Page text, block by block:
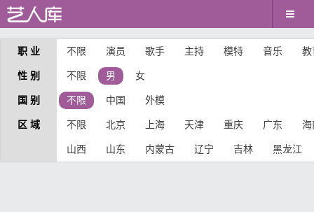
职 业 不限 演员 歌手 主持 模特 音乐 教
性 别 不限 男 女
国 别 不限 中国 外模
区 域 不限 北京 上海 天津 重庆 广东 海
山西 山东 内蒙古 辽宁 吉林 黑龙江